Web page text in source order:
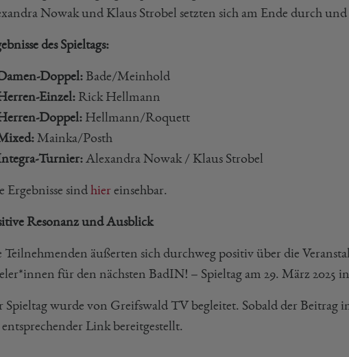
Nowak und Klaus Strobel setzten sich am Ende durch
des Spieltags:
Doppel: Bade/Meinhold
Einzel: Rick Hellmann
Doppel: Hellmann/Roquett
Mainka/Posth
Turnier: Alexandra Nowak / Klaus Strobel
Ergebnisse sind hier einsehbar.
Resonanz und Ausblick
Teilnehmenden äußerten sich durchweg positiv über die
für den nächsten BadIN! – Spieltag am 29. März 2025
Spieltag wurde von Greifswald TV begleitet. Sobald der Beitrag
Link bereitgestellt.